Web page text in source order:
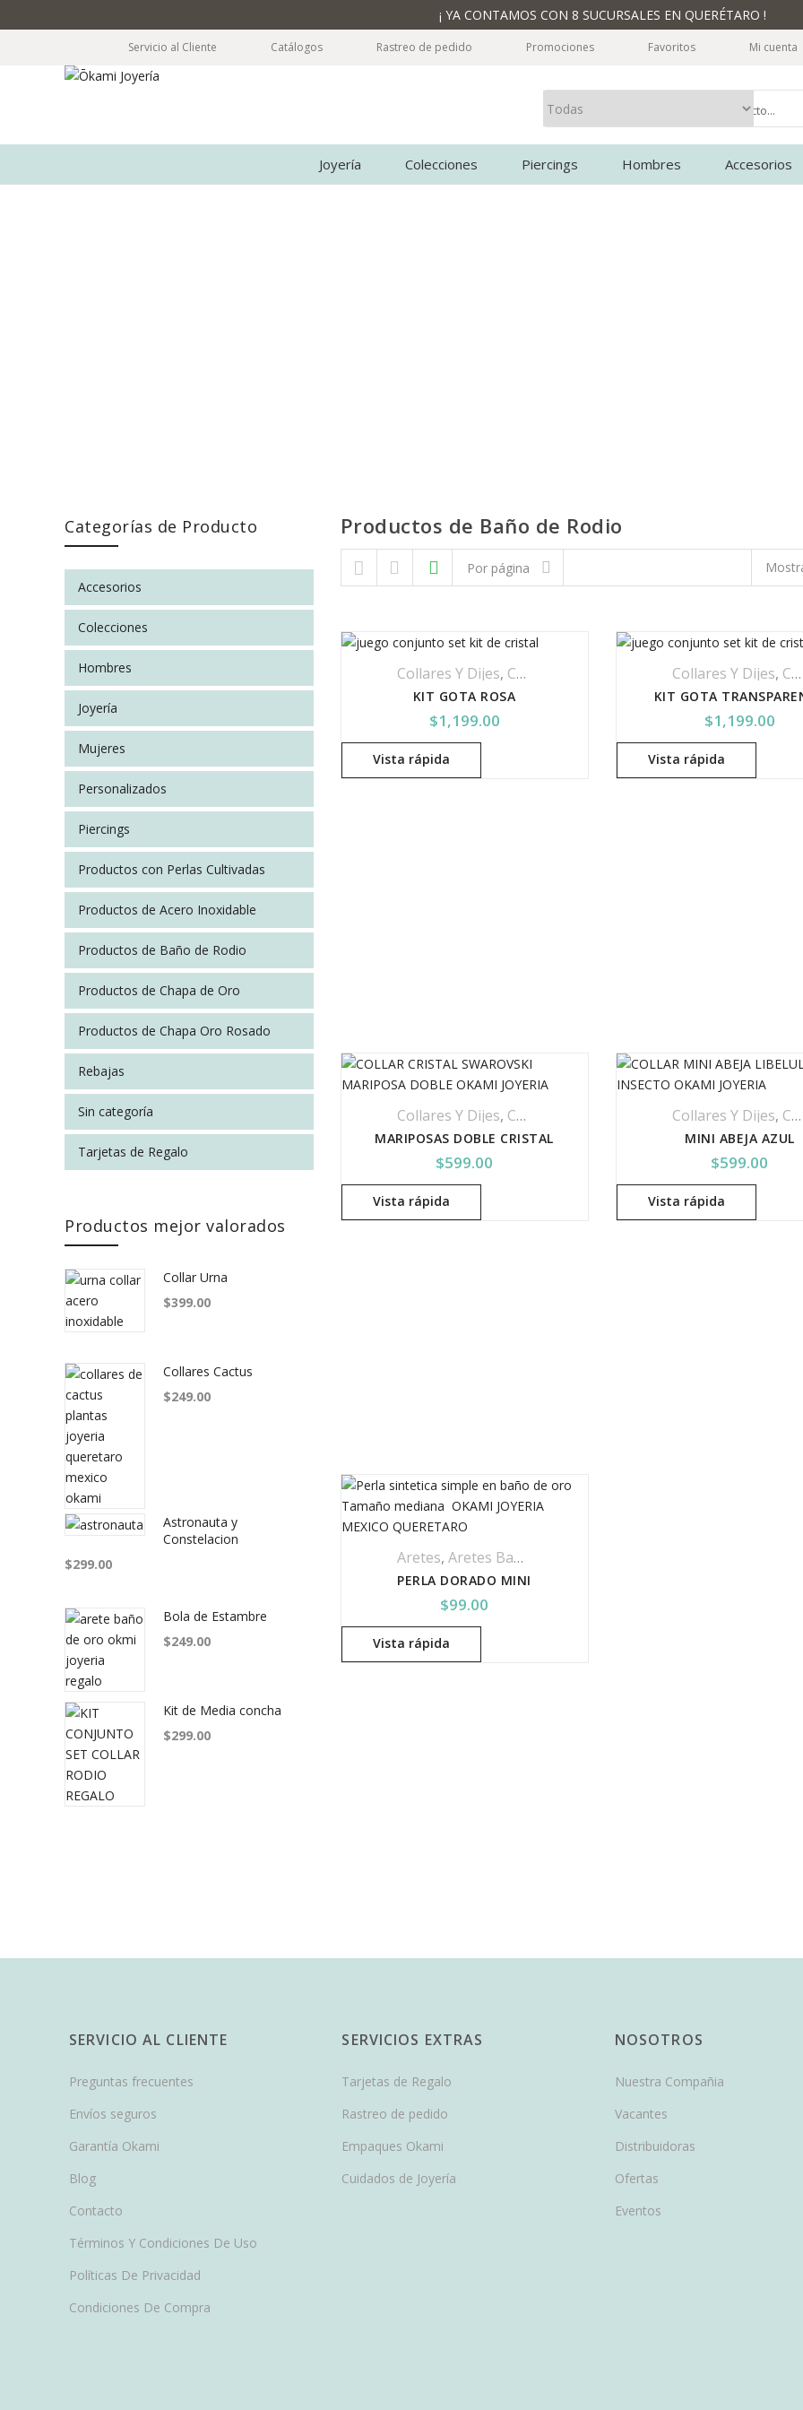
¡ YA CONTAMOS CON 8 SUCURSALES EN QUERÉTARO !
Servicio al Cliente Catálogos Rastreo de pedido Promociones Favoritos Mi cuenta
Joyería Colecciones Piercings Hombres Accesorios
Skip to content Productos de Baño de Rodio
Por página
Collares Y Dijes, Cristal Swarovski Productos De Baño
KIT GOTA ROSA
$1,199.00
Vista rápida
Collares Y Dijes, Cristal Swarovski
KIT GOTA
$1,199.00
Vista rápida
Collares Y Dijes, Cristal Swarovski Productos De Baño De
MARIPOSAS DOBLE CRISTAL
$599.00
Vista rápida
Collares Y Dijes, Cristal Swarovski
MINI ABEJA AZUL
$599.00
Vista rápida
Aretes,Aretes Baño De Rodio
PERLA DORADO MINI
$99.00
Vista rápida
Categorías de Producto
Accesorios
Colecciones
Hombres
Joyería
Mujeres
Personalizados
Piercings
Productos con Perlas Cultivadas
Productos de Acero Inoxidable
Productos de Baño de Rodio
Productos de Chapa de Oro
Productos de Chapa Oro Rosado
Rebajas
Sin categoría
Tarjetas de Regalo
Productos mejor valorados
Collar Urna
$399.00
Collares Cactus
$249.00
Astronauta y
Constelacion
$299.00
Bola de Estambre
$249.00
Kit de Media concha
$299.00
SERVICIO AL CLIENTE
Preguntas frecuentes
Envíos seguros
Garantía Okami
Blog
Contacto
Términos Y Condiciones De Uso
Políticas De Privacidad
Condiciones De Compra
SERVICIOS EXTRAS
Tarjetas de Regalo
Rastreo de pedido
Empaques Okami
Cuidados de Joyería
NOSOTROS
Nuestra Compañia
Vacantes
Distribuidoras
Ofertas
Eventos